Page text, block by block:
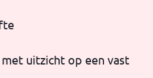
uitzicht op een vast